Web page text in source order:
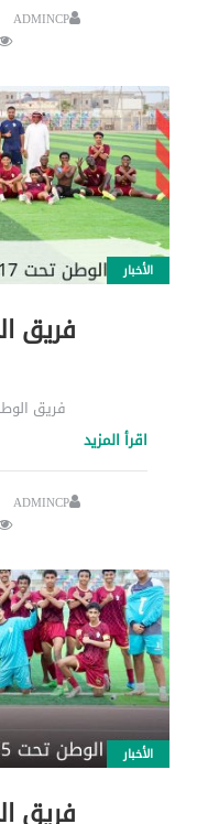
ADMINCP
الأخبار
فريق الوطن تحت 17
اقرأ المزيد
ADMINCP
الأخبار